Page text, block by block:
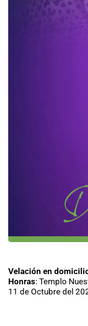
Velación en
Honras: Templo
11 de Octubre del